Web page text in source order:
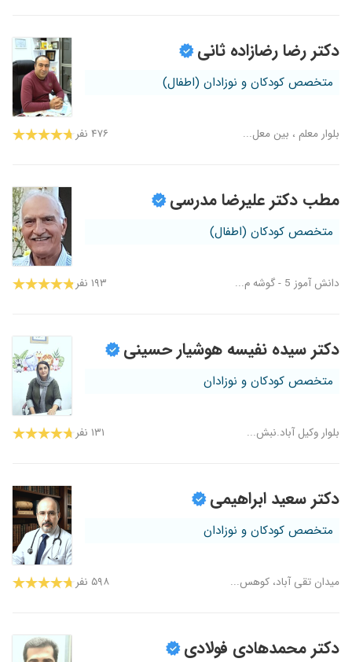
دکتر رضا رضازاده ثانی
متخصص کودکان و نوزادان (اطفال)
بلوار معلم ، بین معل... ۴۷۶ نفر
مطب دکتر علیرضا مدرسی
متخصص کودکان (اطفال)
دانش آموز 5 - گوشه م... ۱۹۳ نفر
دکتر سیده نفیسه هوشیار حسینی
متخصص کودکان و نوزادان
بلوار وکیل آباد.نبش... ۱۳۱ نفر
دکتر سعید ابراهیمی
متخصص کودکان و نوزادان
میدان تقی آباد، کوهس... ۵۹۸ نفر
دکتر محمدهادی فولادی